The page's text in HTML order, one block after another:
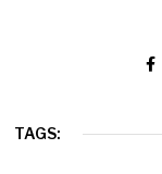
TAGS: